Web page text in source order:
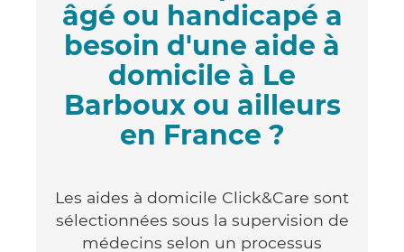
âgé ou handicapé a
besoin d'une aide à
domicile à Le
Barboux ou ailleurs
en France ?
Les aides à domicile Click&Care sont
sélectionnées sous la supervision de
médecins selon un processus